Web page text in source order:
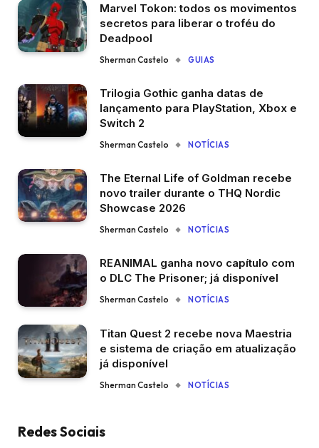
Marvel Tokon: todos os movimentos
secretos para liberar o troféu do
Deadpool
Sherman Castelo GUIAS
Trilogia Gothic ganha datas de
lançamento para PlayStation, Xbox e
Switch 2
Sherman Castelo NOTÍCIAS
The Eternal Life of Goldman recebe
novo trailer durante o THQ Nordic
Showcase 2026
Sherman Castelo NOTÍCIAS
REANIMAL ganha novo capítulo com
o DLC The Prisoner; já disponível
Sherman Castelo NOTÍCIAS
Titan Quest 2 recebe nova Maestria
e sistema de criação em atualização
já disponível
Sherman Castelo NOTÍCIAS
Redes Sociais